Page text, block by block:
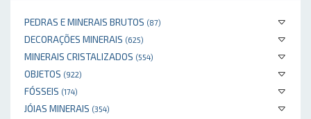
PEDRAS E MINERAIS BRUTOS (87)
DECORAÇÕES MINERAIS (625)
MINERAIS CRISTALIZADOS (554)
OBJETOS (922)
FÓSSEIS (174)
JÓIAS MINERAIS (354)